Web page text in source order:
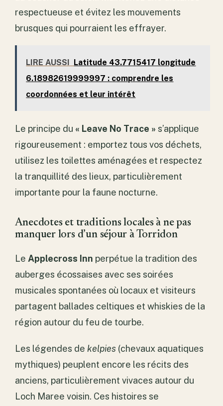
respectueuse et évitez les mouvements
brusques qui pourraient les effrayer.
LIRE AUSSI Latitude 43.7715417 longitude
6.18982619999997 : comprendre les
coordonnées et leur intérêt
Le principe du « Leave No Trace » s’applique
rigoureusement : emportez tous vos déchets,
utilisez les toilettes aménagées et respectez
la tranquillité des lieux, particulièrement
importante pour la faune nocturne.
Anecdotes et traditions locales à ne pas
manquer lors d’un séjour à Torridon
LeApplecross Inn perpétue la tradition des
auberges écossaises avec ses soirées
musicales spontanées où locaux et visiteurs
partagent ballades celtiques et whiskies de la
région autour du feu de tourbe.
Les légendes de kelpies (chevaux aquatiques
mythiques) peuplent encore les récits des
anciens, particulièrement vivaces autour du
Loch Maree voisin. Ces histoires se